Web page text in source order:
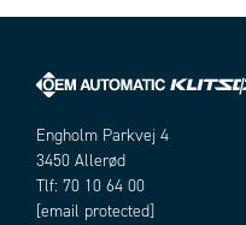
Engholm Parkvej 4
3450 Allerød
Tlf: 70 10 64 00
[email protected]